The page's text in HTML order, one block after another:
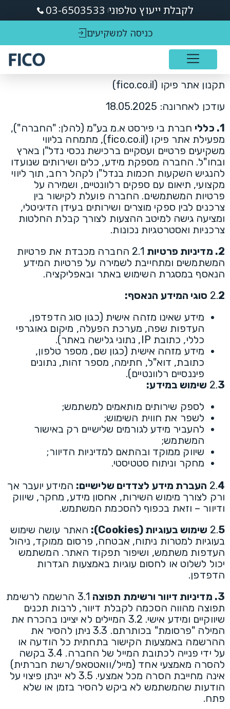
לקבלת ייעוץ טלפוני 03-6503533
כניסה למשקיעים
תקנון אתר פיקו (fico.co.il)
עודכן לאחרונה: 18.05.2025
1. כללי
חברת בי פירסט א.מ בע"מ (להלן: "החברה"),
מפעילת אתר פיקו (fico.co.il), מתמחה בליווי
משקיעים פרטיים ועסקיים ברכישת נכסי נדל"ן בארץ
ובחו"ל. החברה מספקת מידע, כלים ושירותים שנועדו
להנגיש השקעות חכמות בנדל"ן לקהל רחב, תוך ליווי
מקצועי, תיאום עם ספקים רלוונטיים, ושמירה על
פרטיות המשתמשים. החברה פועלת לקישור בין
צרכנים לבין ספקי מוצרים ושירותים בעידן הדיגיטלי,
ומציעה גישה למיטב ההצעות לצורך קבלת החלטות
צרכניות ואסטרטגיות נכונות.
2. מדיניות פרטיות
2.1 החברה מכבדת את פרטיות
המשתמשים ומתחייבת לשמירה על פרטיות המידע
הנאסף במסגרת השימוש באתר ובאפליקציה.
2.2 סוגי המידע הנאסף:
מידע שאינו מזהה אישית (כגון סוג הדפדפן,
העדפות שפה, מערכת הפעלה, מיקום גאוגרפי
כללי, כתובת IP, נתוני גלישה באתר).
מידע מזהה אישית (כגון שם, מספר טלפון,
כתובת, דוא"ל, חתימה, מספר זהות, נתונים
פיננסיים רלוונטיים).
2.3 שימוש במידע:
לספק שירותים מותאמים למשתמש;
לשפר את חווית השימוש;
להעביר מידע לגורמים שלישיים רק באישור
המשתמש;
שיווק ממוקד ובהתאם למדיניות הדיוור;
מחקר וניתוח סטטיסטי.
2.4 העברת מידע לצדדים שלישיים:
המידע יועבר אך
ורק לצורך מימוש השירות, אחסון מידע, מחקר, שיווק
ודיוור – וזאת בכפוף להסכמת המשתמש.
2.5 שימוש בעוגיות (Cookies):
האתר עושה שימוש
בעוגיות למטרות ניתוח, אבטחה, פרסום ממוקד, ניהול
העדפות משתמש, ושיפור תפקוד האתר. המשתמש
יכול לשלוט או לחסום עוגיות באמצעות הגדרות
הדפדפן.
3. מדיניות דיוור ורשימת תפוצה
3.1 הרשמה לרשימת
תפוצה מהווה הסכמה לקבלת דיוור, לרבות תכנים
שיווקיים ומידע אישי. 3.2 המיילים לא יציינו בהכרח את
המילה "פרסומת" בכותרתם. 3.3 ניתן להסיר את
ההרשמה באמצעות הקישור בתחתית כל הודעה או
על ידי פנייה לכתובת המייל של החברה. 3.4 בקשה
להסרה מאמצעי אחד (מייל/וואטסאפ/רשת חברתית)
אינה מחייבת הסרה מכל אמצעי. 3.5 לא יינתן פיצוי על
הודעות שהמשתמש לא ביקש להסיר בזמן או שלא
פתח.